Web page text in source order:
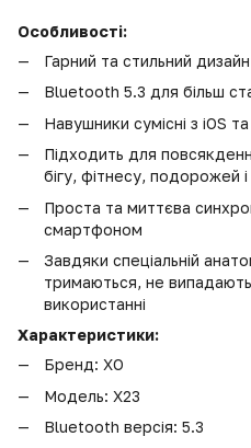
Особливості:
Гарний та стильний дизайн
Bluetooth 5.3 для більш
Навушники сумісні з iOS
Підходить для
бігу, фітнесу, подорожей
Проста та миттєва
смартфоном
Завдяки спеціальній
тримаються, не
використанні
Характеристики:
Бренд: XO
Модель: X23
Bluetooth версія: 5.3